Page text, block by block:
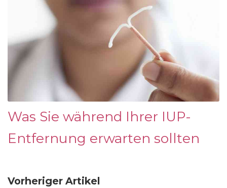
Was Sie während Ihrer IUP-
Entfernung erwarten sollten
Vorheriger Artikel